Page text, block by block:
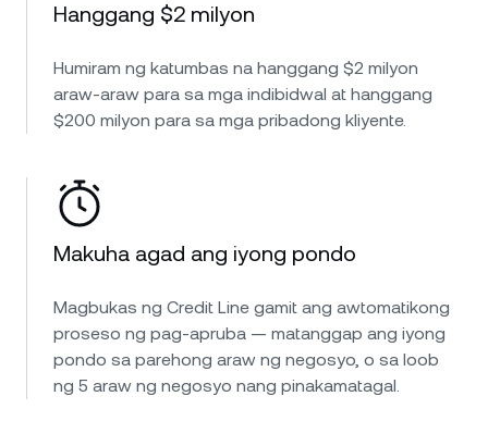
Hanggang $2 milyon
Humiram ng katumbas na hanggang $2 milyon
araw-araw para sa mga indibidwal at hanggang
$200 milyon para sa mga pribadong kliyente.
Makuha agad ang iyong pondo
Magbukas ng Credit Line gamit ang awtomatikong
proseso ng pag-apruba — matanggap ang iyong
pondo sa parehong araw ng negosyo, o sa loob
ng 5 araw ng negosyo nang pinakamatagal.